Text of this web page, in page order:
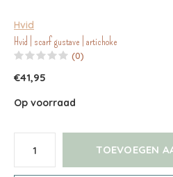
Hvid
Hvid | scarf gustave | artichoke
(0)
€41,95
Op voorraad
TOEVOEGEN